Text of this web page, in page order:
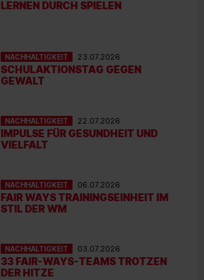
LERNEN DURCH SPIELEN
NACHHALTIGKEIT 23.07.2026
SCHULAKTIONSTAG GEGEN
GEWALT
NACHHALTIGKEIT 22.07.2026
IMPULSE FÜR GESUNDHEIT UND
VIELFALT
NACHHALTIGKEIT 06.07.2026
FAIR WAYS TRAININGSEINHEIT IM
STIL DER WM
NACHHALTIGKEIT 03.07.2026
33 FAIR-WAYS-TEAMS TROTZEN
DER HITZE